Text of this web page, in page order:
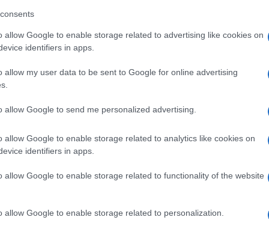
allow Google to enable storage related to advertising like cookies on
identifiers in apps.
allow my user data to be sent to Google for online advertising
allow Google to send me personalized advertising.
allow Google to enable storage related to analytics like cookies on
identifiers in apps.
allow Google to enable storage related to functionality of the website
allow Google to enable storage related to personalization.
svaka kritika nije loša. Ponekad je upravo